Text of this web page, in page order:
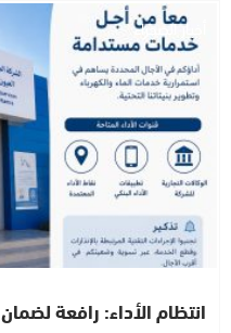
أخبار الصحراء
انتظام الأداء: رافعة